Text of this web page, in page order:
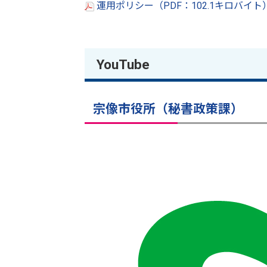
運用ポリシー（PDF：102.1キロバイト
YouTube
宗像市役所（秘書政策課）